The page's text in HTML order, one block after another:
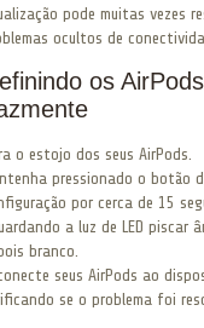
pode muitas vezes
ocultos de
os AirPods
o estojo dos seus AirPods.
pressionado o botão
por cerca de 15
a luz de LED piscar
branco.
seus AirPods ao
se o problema foi